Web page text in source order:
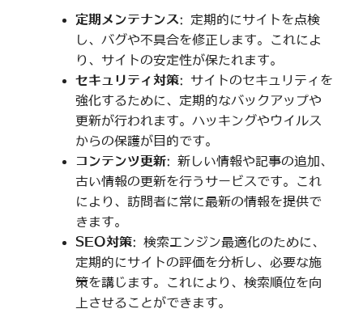
定期メンテナンス: 定期的にサイトを点検
し、バグや不具合を修正します。これによ
り、サイトの安定性が保たれます。
セキュリティ対策: サイトのセキュリティを
強化するために、定期的なバックアップや
更新が行われます。ハッキングやウイルス
からの保護が目的です。
コンテンツ更新: 新しい情報や記事の追加、
古い情報の更新を行うサービスです。これ
により、訪問者に常に最新の情報を提供で
きます。
SEO対策: 検索エンジン最適化のために、
定期的にサイトの評価を分析し、必要な施
策を講じます。これにより、検索順位を向
上させることができます。